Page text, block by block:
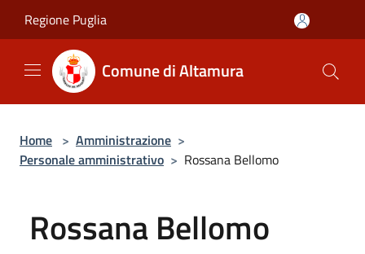
Regione Puglia
Comune di Altamura
Home > Amministrazione >
Personale amministrativo > Rossana Bellomo
Rossana Bellomo